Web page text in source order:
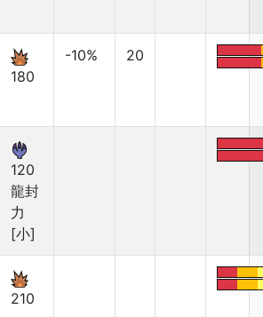
180
-10% 20
120
龍封
力
[小]
210